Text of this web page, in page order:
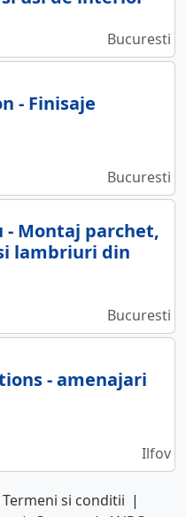
Bucuresti
- Finisaje
Bucuresti
- Montaj parchet,
lambriuri din
Bucuresti
- amenajari
Ilfov
Termeni si conditii |